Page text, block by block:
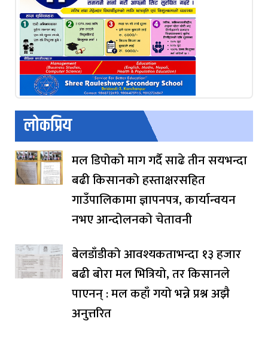
लोकप्रिय
मल डिपोको माग गर्दै साढे तीन सयभन्दा
बढी किसानको हस्ताक्षरसहित
गाउँपालिकामा ज्ञापनपत्र, कार्यान्वयन
नभए आन्दोलनको चेतावनी
बेलडाँडीको आवश्यकताभन्दा १३ हजार
बढी बोरा मल भित्रियो, तर किसानले
पाएनन् : मल कहाँ गयो भन्ने प्रश्न अझै
अनुत्तरित